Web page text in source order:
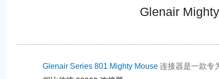
Glenair
Glenair Series 801 Mighty Mouse 连接器是一款专